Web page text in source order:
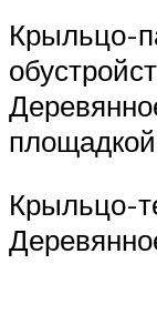
Крыльцо-
Крыльцо-